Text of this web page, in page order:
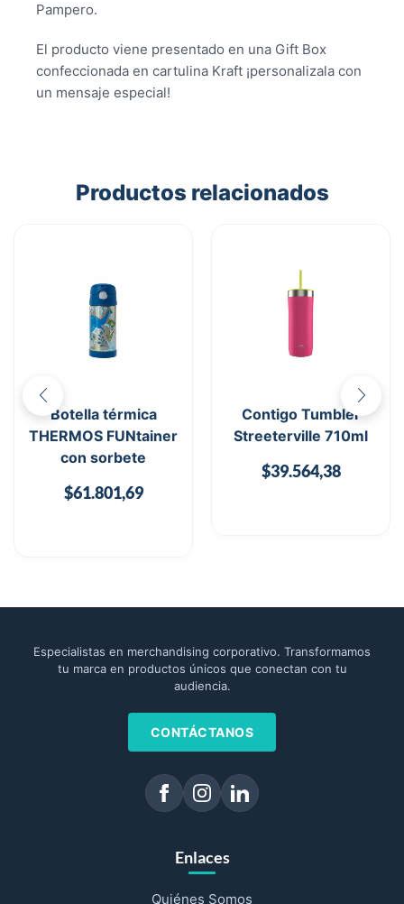
Pampero.
El producto viene presentado en una Gift Box
confeccionada en cartulina Kraft ¡personalizala con
un mensaje especial!
Productos relacionados
Botella térmica
THERMOS FUNtainer
con sorbete
$61.801,69
Contigo Tumbler
Streeterville 710ml
$39.564,38
Especialistas en merchandising corporativo. Transformamos
tu marca en productos únicos que conectan con tu
audiencia.
CONTÁCTANOS
Enlaces
Quiénes Somos